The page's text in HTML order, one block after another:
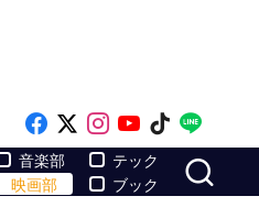
Like on Facebook
Follow on x
Follow on
Follow on
Follow
音楽部
映画部
テック
ブック